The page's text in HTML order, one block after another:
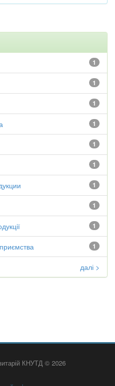
1
1
1
1
1
1
1
1
1
1
далі >
КНУТД © 2026